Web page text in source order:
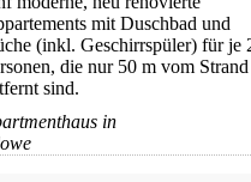
EUR/Tag
mit Duschbad und
(inkl. Geschirrspüler) für je
die nur 50 m vom Strand
sind.
in